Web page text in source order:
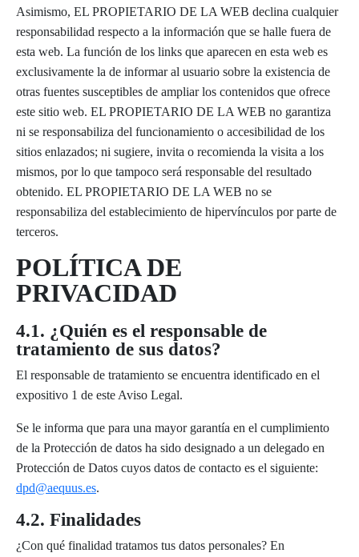
Asimismo, EL PROPIETARIO DE LA WEB declina cualquier
responsabilidad respecto a la información que se halle fuera de
esta web. La función de los links que aparecen en esta web es
exclusivamente la de informar al usuario sobre la existencia de
otras fuentes susceptibles de ampliar los contenidos que ofrece
este sitio web. EL PROPIETARIO DE LA WEB no garantiza
ni se responsabiliza del funcionamiento o accesibilidad de los
sitios enlazados; ni sugiere, invita o recomienda la visita a los
mismos, por lo que tampoco será responsable del resultado
obtenido. EL PROPIETARIO DE LA WEB no se
responsabiliza del establecimiento de hipervínculos por parte de
terceros.
POLÍTICA DE
PRIVACIDAD
4.1. ¿Quién es el responsable de
tratamiento de sus datos?
El responsable de tratamiento se encuentra identificado en el
expositivo 1 de este Aviso Legal.
Se le informa que para una mayor garantía en el cumplimiento
de la Protección de datos ha sido designado a un delegado en
Protección de Datos cuyos datos de contacto es el siguiente:
dpd@aequus.es.
4.2. Finalidades
¿Con qué finalidad tratamos tus datos personales? En